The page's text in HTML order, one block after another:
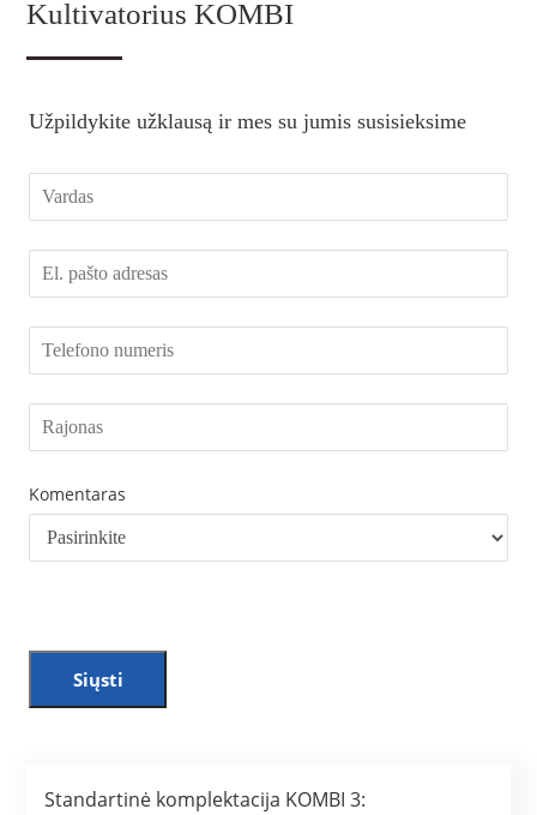
Kultivatorius KOMBI
Užpildykite užklausą ir mes su jumis susisieksime
Komentaras
Siųsti
Standartinė komplektacija KOMBI 3: